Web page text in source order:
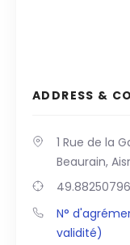
ADDRESS &
1 Rue de la
Beaurain,
N°
validité)